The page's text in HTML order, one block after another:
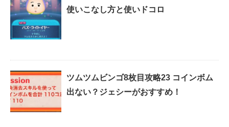
使いこなし方と使いドコロ
ツムツムビンゴ8枚目攻略23 コインボム
出ない？ジェシーがおすすめ！